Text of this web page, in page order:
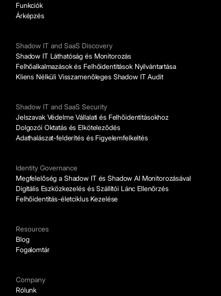
Funkciók
Árképzés
Shadow IT and SaaS Discovery
Shadow IT Láthatóság és Monitorozás
Felhőalkalmazások és Felhőidentitások Nyilvántartása
Kliens Nélküli Visszamenőleges Shadow IT Audit
Shadow IT and SaaS Security
Jelszavak Védelme Vállalati és Felhőidentitásokhoz
Dolgozói Oktatás és Elköteleződés
Adathalászat-felderítés és Figyelemfelkeltés
Identity Governance
Megfelelőség a Shadow IT és Shadow AI Monitorozásával
Digitális Eszközkezelés és Szállítói Lánc Ellenőrzés
Felhőidentitás-életciklus Kezelése
Resources
Blog
Fogalomtár
Company
Rólunk